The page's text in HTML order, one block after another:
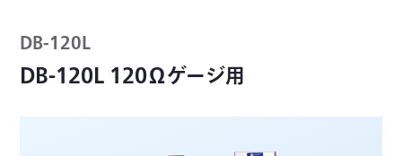
DB-120L
DB-120L 120Ωゲージ用